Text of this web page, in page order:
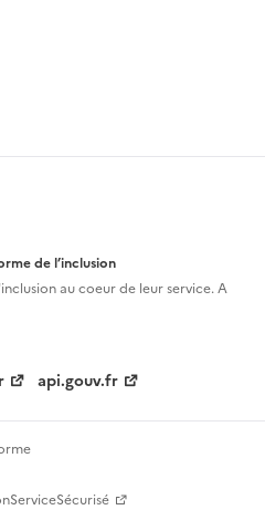
de l’inclusion
aucoeur de leur service. A
api.gouv.fr